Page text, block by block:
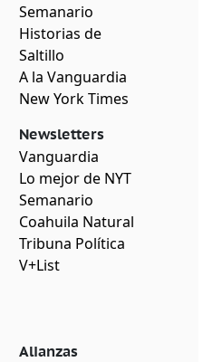
Semanario
Historias de
Saltillo
A la Vanguardia
New York Times
Newsletters
Vanguardia
Lo mejor de NYT
Semanario
Coahuila Natural
Tribuna Política
V+List
Alianzas